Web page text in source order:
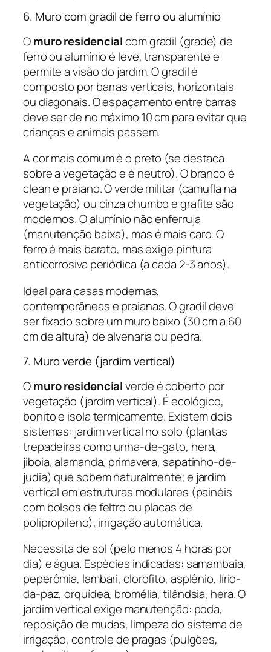
6. Muro com gradil de ferro ou alumínio
Omuro residencialcom gradil (grade) de
ferro ou alumínio é leve, transparente e
permite a visão do jardim. O gradil é
composto por barras verticais, horizontais
ou diagonais. O espaçamento entre barras
deve ser de no máximo 10 cm para evitar que
crianças e animais passem.
A cor mais comum é o preto (se destaca
sobre a vegetação e é neutro). O branco é
clean e praiano. O verde militar (camufla na
vegetação) ou cinza chumbo e grafite são
modernos. O alumínio não enferruja
(manutenção baixa), mas é mais caro. O
ferro é mais barato, mas exige pintura
anticorrosiva periódica (a cada 2-3 anos).
Ideal para casas modernas,
contemporâneas e praianas. O gradil deve
ser fixado sobre um muro baixo (30 cm a 60
cm de altura) de alvenaria ou pedra.
7. Muro verde (jardim vertical)
Omuro residencialverde é coberto por
vegetação (jardim vertical). É ecológico,
bonito e isola termicamente. Existem dois
sistemas: jardim vertical no solo (plantas
trepadeiras como unha-de-gato, hera,
jiboia, alamanda, primavera, sapatinho-de-
judia) que sobem naturalmente; e jardim
vertical em estruturas modulares (painéis
com bolsos de feltro ou placas de
polipropileno), irrigação automática.
Necessita de sol (pelo menos 4 horas por
dia) e água. Espécies indicadas: samambaia,
peperômia, lambari, clorofito, asplênio, lírio-
da-paz, orquídea, bromélia, tilândsia, hera. O
jardim vertical exige manutenção: poda,
reposição de mudas, limpeza do sistema de
irrigação, controle de pragas (pulgões,